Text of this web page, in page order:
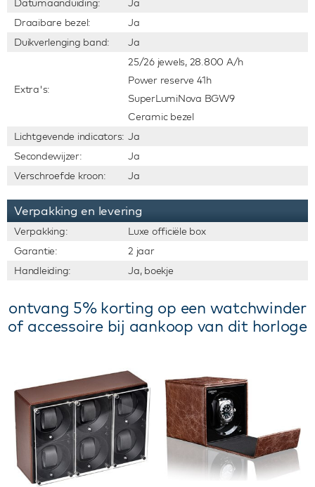
Datumaanduiding:
Ja
Draaibare bezel:
Ja
Duikverlenging band:
Ja
Extra's:
25/26 jewels, 28.800 A/h
Power reserve 41h
SuperLumiNova BGW9
Ceramic bezel
Lichtgevende indicators: Ja
Secondewijzer:
Ja
Verschroefde kroon:
Ja
Verpakking en levering
Verpakking:
Luxe officiële box
Garantie:
2 jaar
Handleiding:
Ja, boekje
ontvang 5% korting op een watchwinder
of accessoire bij aankoop van dit horloge